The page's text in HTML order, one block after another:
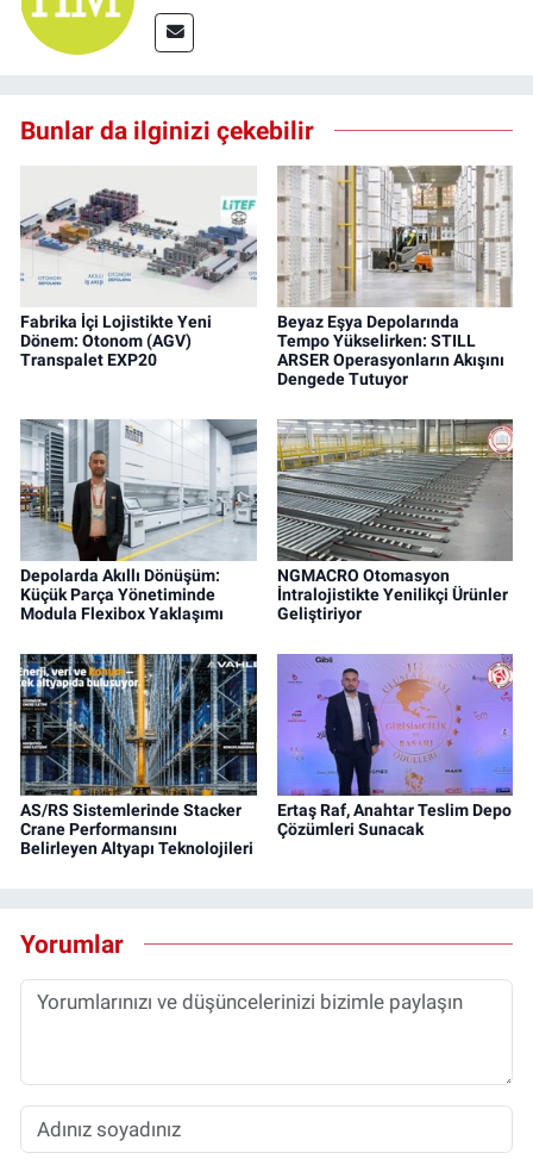
Bunlar da ilginizi çekebilir
Fabrika İçi Lojistikte Yeni
Dönem: Otonom (AGV)
Transpalet EXP20
Beyaz Eşya Depolarında
Tempo Yükselirken: STILL
ARSER Operasyonların Akışını
Dengede Tutuyor
Depolarda Akıllı Dönüşüm:
Küçük Parça Yönetiminde
Modula Flexibox Yaklaşımı
NGMACRO Otomasyon
İntralojistikte Yenilikçi Ürünler
Geliştiriyor
AS/RS Sistemlerinde Stacker
Crane Performansını
Belirleyen Altyapı Teknolojileri
Ertaş Raf, Anahtar Teslim Depo
Çözümleri Sunacak
Yorumlar